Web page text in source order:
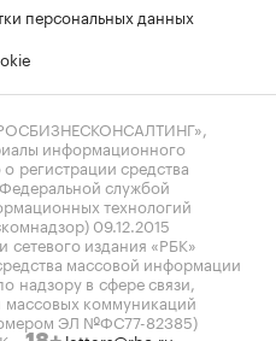
персональных данных
информационного
о регистрации средства
службой
технологий
09.12.2015
издания «РБК»
массовой информации
надзору в сфере связи,
коммуникаций
ЭЛ №ФС77-82385)